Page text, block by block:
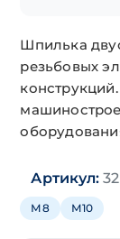
Шпилька
резьбовых
Артикул:
М8 М10